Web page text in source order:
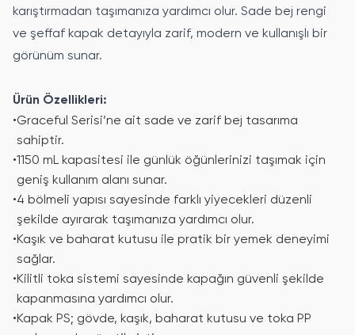
karıştırmadan taşımanıza yardımcı olur. Sade bej rengi
ve şeffaf kapak detayıyla zarif, modern ve kullanışlı bir
görünüm sunar.
Ürün Özellikleri:
•Graceful Serisi’ne ait sade ve zarif bej tasarıma
sahiptir.
•1150 mL kapasitesi ile günlük öğünlerinizi taşımak için
geniş kullanım alanı sunar.
•4 bölmeli yapısı sayesinde farklı yiyecekleri düzenli
şekilde ayırarak taşımanıza yardımcı olur.
•Kaşık ve baharat kutusu ile pratik bir yemek deneyimi
sağlar.
•Kilitli toka sistemi sayesinde kapağın güvenli şekilde
kapanmasına yardımcı olur.
•Kapak PS; gövde, kaşık, baharat kutusu ve toka PP